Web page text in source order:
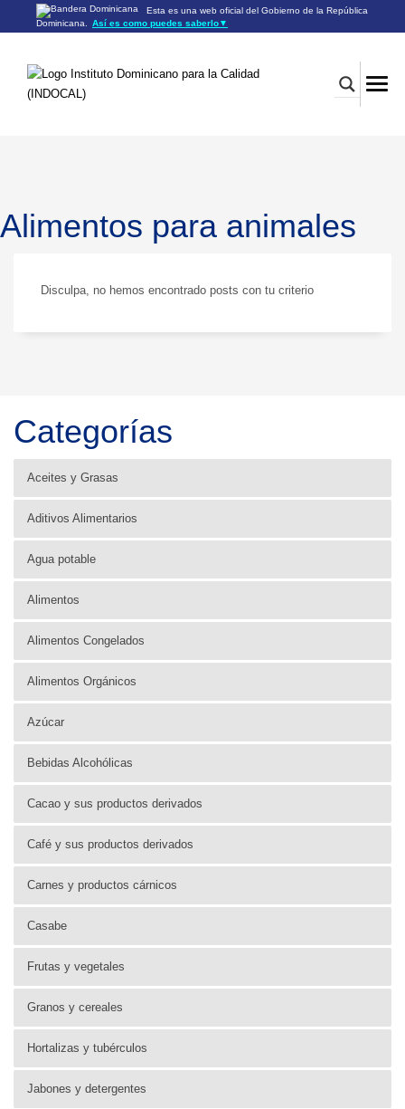
Esta es una web oficial del Gobierno de la República
Dominicana.
Así es como puedes saberlo▼
Los sitios web oficiales utilizan .gob.do o .gov.do
Los sitios web oficiales .gob.do o .gov.do seguros utilizan
HTTPS
Alimentos para animales
Disculpa, no hemos encontrado posts con tu criterio
Categorías
Aceites y Grasas
Aditivos Alimentarios
Agua potable
Alimentos
Alimentos Congelados
Alimentos Orgánicos
Azúcar
Bebidas Alcohólicas
Cacao y sus productos derivados
Café y sus productos derivados
Carnes y productos cárnicos
Casabe
Frutas y vegetales
Granos y cereales
Hortalizas y tubérculos
Jabones y detergentes